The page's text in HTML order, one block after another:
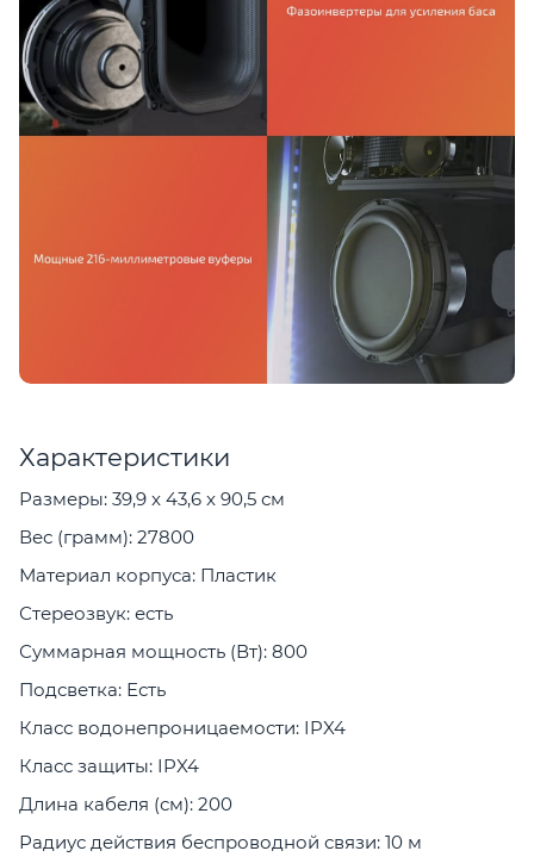
Характеристики
Размеры: 39,9 x 43,6 x 90,5 см
Вес (грамм): 27800
Материал корпуса: Пластик
Стереозвук: есть
Суммарная мощность (Вт): 800
Подсветка: Есть
Класс водонепроницаемости: IPX4
Класс защиты: IPX4
Длина кабеля (см): 200
Радиус действия беспроводной связи: 10 м